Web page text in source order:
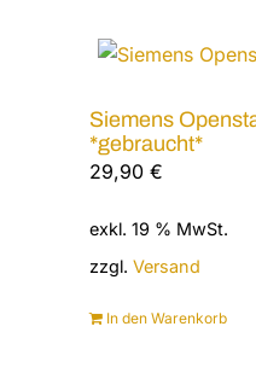
Siemens
*gebraucht*
29,90 €
exkl. 19 % MwSt.
zzgl. Versand
In den Warenkorb